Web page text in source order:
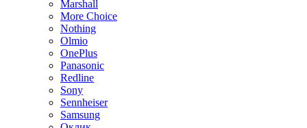
Marshall
More Choice
Nothing
Olmio
OnePlus
Panasonic
Redline
Sony
Sennheiser
Samsung